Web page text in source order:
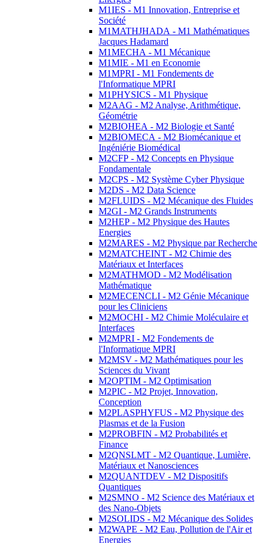
M1IES - M1 Innovation, Entreprise et
Société
M1MATHJHADA - M1 Mathématiques
Jacques Hadamard
M1MECHA - M1 Mécanique
M1MIE - M1 en Economie
M1MPRI - M1 Fondements de
l'Informatique MPRI
M1PHYSICS - M1 Physique
M2AAG - M2 Analyse, Arithmétique,
Géométrie
M2BIOHEA - M2 Biologie et Santé
M2BIOMECA - M2 Biomécanique et
Ingéniérie Biomédical
M2CFP - M2 Concepts en Physique
Fondamentale
M2CPS - M2 Système Cyber Physique
M2DS - M2 Data Science
M2FLUIDS - M2 Mécanique des Fluides
M2GI - M2 Grands Instruments
M2HEP - M2 Physique des Hautes
Energies
M2MARES - M2 Physique par Recherche
M2MATCHEINT - M2 Chimie des
Matériaux et Interfaces
M2MATHMOD - M2 Modélisation
Mathématique
M2MECENCLI - M2 Génie Mécanique
pour les Cliniciens
M2MOCHI - M2 Chimie Moléculaire et
Interfaces
M2MPRI - M2 Fondements de
l'Informatique MPRI
M2MSV - M2 Mathématiques pour les
Sciences du Vivant
M2OPTIM - M2 Optimisation
M2PIC - M2 Projet, Innovation,
Conception
M2PLASPHYFUS - M2 Physique des
Plasmas et de la Fusion
M2PROBFIN - M2 Probabilités et
Finance
M2QNSLMT - M2 Quantique, Lumière,
Matériaux et Nanosciences
M2QUANTDEV - M2 Dispositifs
Quantiques
M2SMNO - M2 Science des Matériaux et
des Nano-Objets
M2SOLIDS - M2 Mécanique des Solides
M2WAPE - M2 Eau, Pollution de l'Air et
Energies